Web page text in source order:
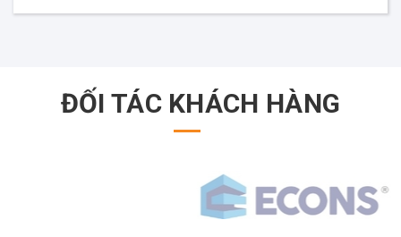
ĐỐI TÁC KHÁCH HÀNG